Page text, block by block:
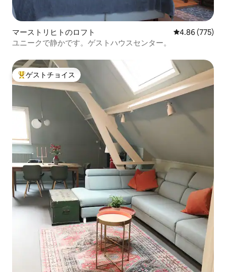
マーストリヒトのロフト レビュー775
4.86 (775)
ユニークで静かです。ゲストハウスセンター。
大好評のゲストチョイスです。
ゲストチョイス